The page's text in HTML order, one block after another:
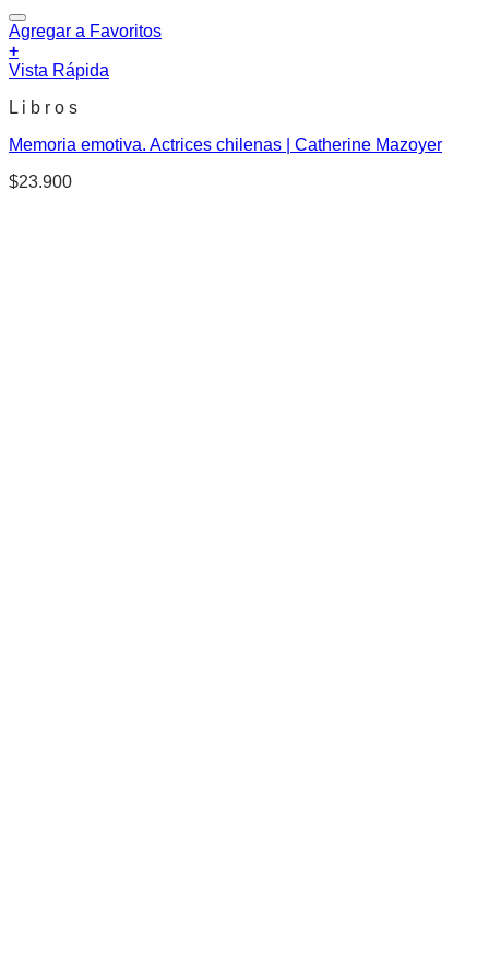
Agregar a Favoritos
+
Vista Rápida
L i b r o s
Memoria emotiva. Actrices chilenas | Catherine Mazoyer
$23.900